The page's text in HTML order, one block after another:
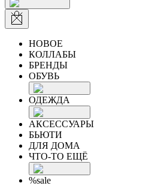
НОВОЕ
КОЛЛАБЫ
БРЕНДЫ
ОБУВЬ
ОДЕЖДА
АКСЕССУАРЫ
БЬЮТИ
ДЛЯ ДОМА
ЧТО-ТО ЕЩЁ
%sale